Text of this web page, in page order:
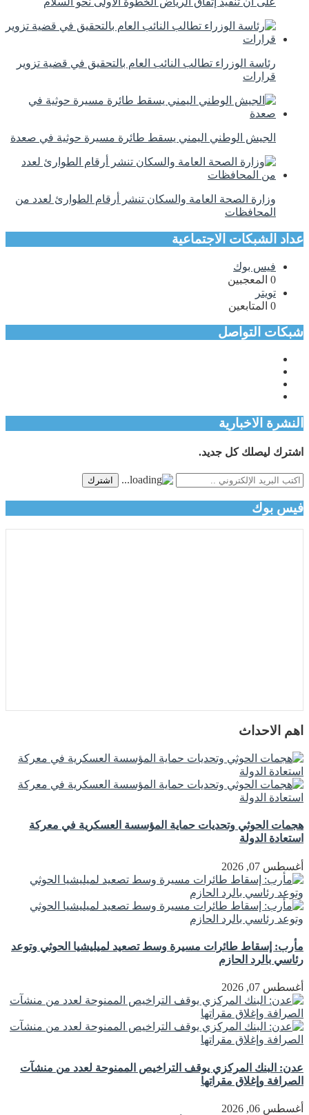
رئاسة الوزراء تطالب النائب العام بالتحقيق في قضية تزوير
قرارات
الجيش الوطني اليمني يسقط طائرة مسيرة حوثية في صعدة
وزارة الصحة العامة والسكان تنشر أرقام الطوارئ لعدد من
المحافظات
عداد الشبكات الاجتماعية
فيس بوك
0 المعجبين
تويتر
0 المتابعين
شبكات التواصل
النشرة الاخبارية
اشترك ليصلك كل جديد.
اشترك
فيس بوك
اهم الاحداث
هجمات الحوثي وتحديات حماية المؤسسة العسكرية في معركة
استعادة الدولة
أغسطس 07, 2026
مأرب: إسقاط طائرات مسيرة وسط تصعيد لميليشيا الحوثي وتوعد
رئاسي بالرد الحازم
أغسطس 07, 2026
عدن: البنك المركزي يوقف التراخيص الممنوحة لعدد من منشآت
الصرافة وإغلاق مقراتها
أغسطس 06, 2026